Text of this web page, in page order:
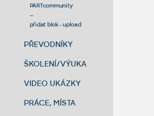
PARTcommunity
--
přidat blok - upload
PŘEVODNÍKY
ŠKOLENÍ/VÝUKA
VIDEO UKÁZKY
PRÁCE, MÍSTA